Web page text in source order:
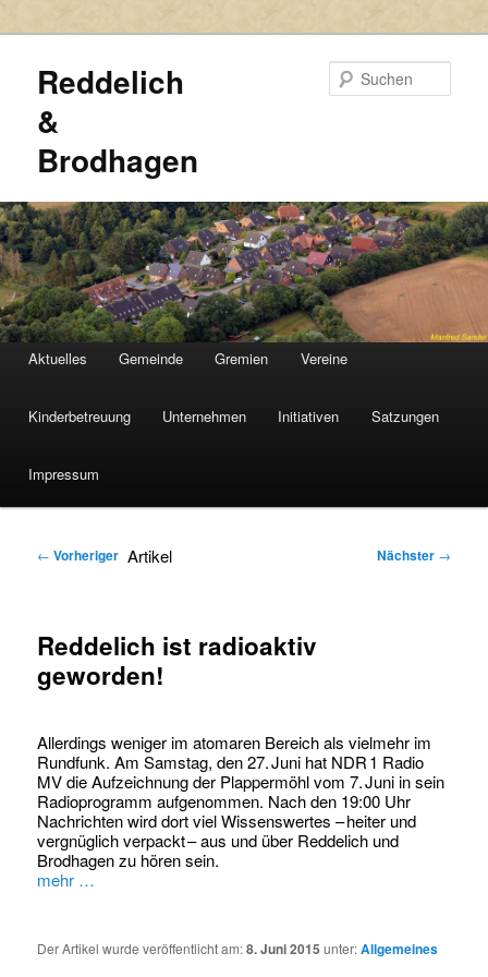
Reddelich
&
Brodhagen
HAUPTMENÜ
Zum
primären
Inhalt
Zum
sekundären
Inhalt
Aktuelles Gemeinde Gremien Vereine
Kinderbetreuung Unternehmen Initiativen Satzungen
Impressum
Artikel
← Vorheriger Nächster →
Reddelich ist radioaktiv
geworden!
Allerdings weniger im atomaren Bereich als vielmehr im
Rundfunk. Am Samstag, den 27. Juni hat NDR 1 Radio
MV die Aufzeichnung der Plappermöhl vom 7. Juni in sein
Radioprogramm aufgenommen. Nach den 19:00 Uhr
Nachrichten wird dort viel Wissenswertes – heiter und
vergnüglich verpackt – aus und über Reddelich und
Brodhagen zu hören sein.
mehr …
Der Artikel wurde veröffentlicht am:8. Juni 2015 unter:Allgemeines